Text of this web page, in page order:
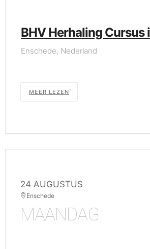
BHV Herhaling Cursus
Enschede, Nederland
MEER LEZEN
24 AUGUSTUS
Enschede
MAANDAG